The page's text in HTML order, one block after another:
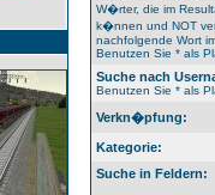
W�rter, die im
k�nnen und NOT
nachfolgende Wort
Benutzen Sie * als
Suche nach
Benutzen Sie * als
Verkn�pfung:
Kategorie:
Suche in Feldern: